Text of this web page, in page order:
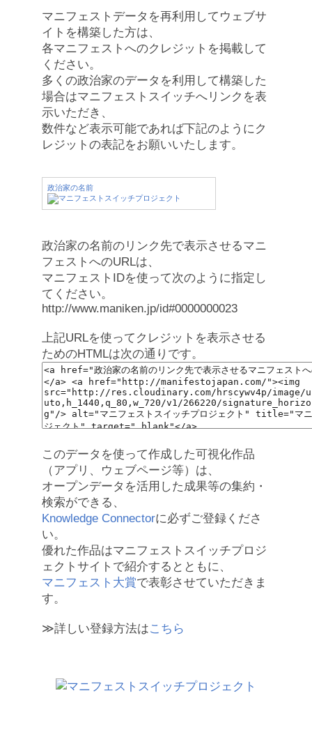
マニフェストデータを再利用してウェブサ
イトを構築した方は、
各マニフェストへのクレジットを掲載して
ください。
多くの政治家のデータを利用して構築した
場合はマニフェストスイッチへリンクを表
示いただき、
数件など表示可能であれば下記のようにク
レジットの表記をお願いいたします。
政治家の名前
政治家の名前のリンク先で表示させるマニ
フェストへのURLは、
マニフェストIDを使って次のように指定し
てください。
http://www.maniken.jp/id#0000000023
上記URLを使ってクレジットを表示させる
ためのHTMLは次の通りです。
このデータを使って作成した可視化作品
（アプリ、ウェブページ等）は、
オープンデータを活用した成果等の集約・
検索ができる、
Knowledge Connectorに必ずご登録くださ
い。
優れた作品はマニフェストスイッチプロジ
ェクトサイトで紹介するとともに、
マニフェスト大賞で表彰させていただきま
す。
≫詳しい登録方法はこちら